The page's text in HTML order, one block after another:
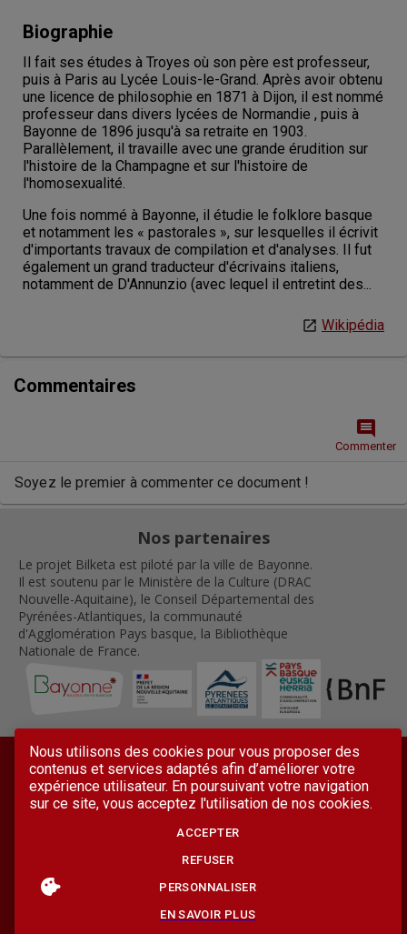
Biographie
Il fait ses études à Troyes où son père est professeur,
puis à Paris au Lycée Louis-le-Grand. Après avoir obtenu
une licence de philosophie en 1871 à Dijon, il est nommé
professeur dans divers lycées de Normandie , puis à
Bayonne de 1896 jusqu'à sa retraite en 1903.
Parallèlement, il travaille avec une grande érudition sur
l'histoire de la Champagne et sur l'histoire de
l'homosexualité.
Une fois nommé à Bayonne, il étudie le folklore basque
et notamment les « pastorales », sur lesquelles il écrivit
d'importants travaux de compilation et d'analyses. Il fut
également un grand traducteur d'écrivains italiens,
notamment de D'Annunzio (avec lequel il entretint des...
Wikipédia
Commentaires
comment
Commenter
Soyez le premier à commenter ce document !
Nos partenaires
Le projet Bilketa est piloté par la ville de Bayonne.
Il est soutenu par le Ministère de la Culture (DRAC
Nouvelle-Aquitaine), le Conseil Départemental des
Pyrénées-Atlantiques, la communauté
d'Agglomération Pays basque, la Bibliothèque
Nationale de France.
Conditions générales d'utilisation
Plan du site
Nous utilisons des cookies pour vous proposer des
contenus et services adaptés afin d’améliorer votre
expérience utilisateur. En poursuivant votre navigation
sur ce site, vous acceptez l'utilisation de nos cookies.
ACCEPTER
REFUSER
PERSONNALISER
EN SAVOIR PLUS